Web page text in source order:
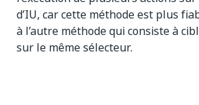
d’IU, car cette méthode est plus
à l’autre méthode qui consiste à
sur le même sélecteur.